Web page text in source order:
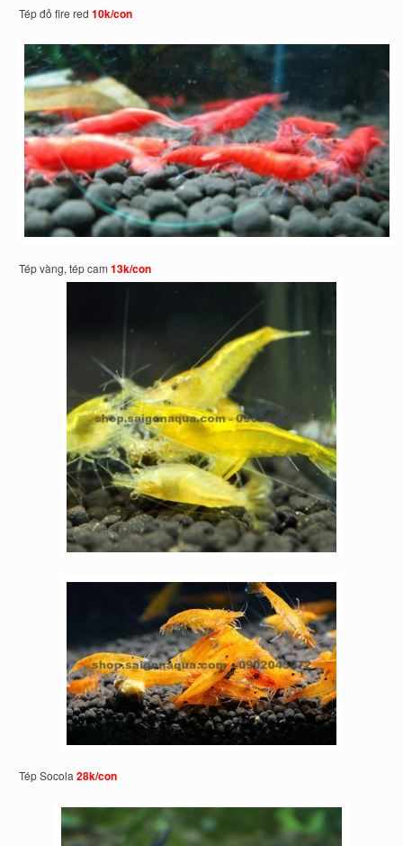
Tép đỏ fire red 10k/con
Tép vàng, tép cam 13k/con
Tép Socola28k/con